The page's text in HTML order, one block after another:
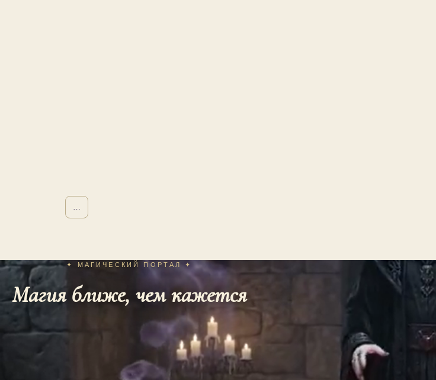
…
…
✦ МАГИЧЕСКИЙ ПОРТАЛ ✦
Магия ближе, чем кажется